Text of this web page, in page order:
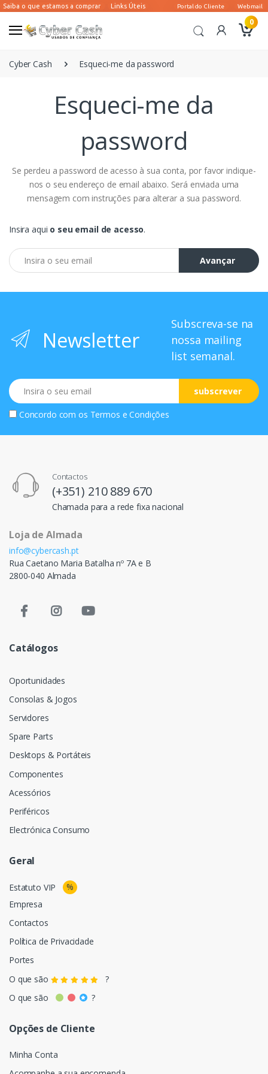
0
Cyber Cash Esqueci-me da password
Esqueci-me da
password
Se perdeu a password de acesso à sua conta, por favor indique-
nos o seu endereço de email abaixo. Será enviada uma
mensagem com instruções para alterar a sua password.
Insira aqui o seu email de acesso.
Avançar
Newsletter
Subscreva-se na
nossa mailing
list semanal.
Email
subscrever
Concordo com os Termos e Condições
Contactos
(+351) 210 889 670
Chamada para a rede fixa nacional
Loja de Almada
info@cybercash.pt
Rua Caetano Maria Batalha nº 7A e B
2800-040 Almada
Catálogos
Oportunidades
Consolas & Jogos
Servidores
Spare Parts
Desktops & Portáteis
Componentes
Acessórios
Periféricos
Electrónica Consumo
Geral
Estatuto VIP
%
Empresa
Contactos
Política de Privacidade
Portes
O que são
?
O que são
?
Opções de Cliente
Minha Conta